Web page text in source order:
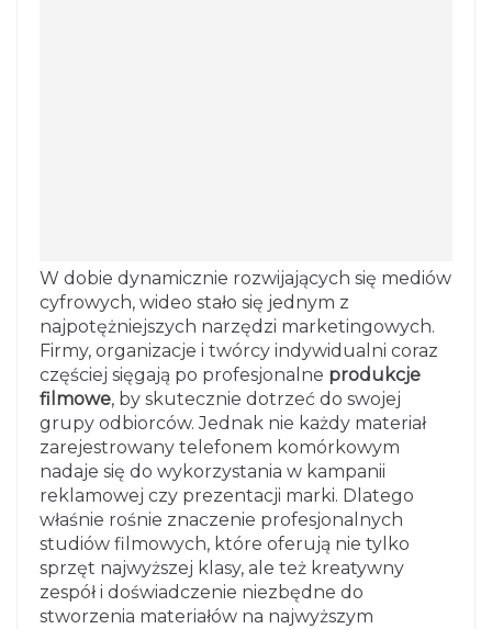
W dobie dynamicznie rozwijających się mediów
cyfrowych, wideo stało się jednym z
najpotężniejszych narzędzi marketingowych.
Firmy, organizacje i twórcy indywidualni coraz
częściej sięgają po profesjonalne produkcje
filmowe, by skutecznie dotrzeć do swojej
grupy odbiorców. Jednak nie każdy materiał
zarejestrowany telefonem komórkowym
nadaje się do wykorzystania w kampanii
reklamowej czy prezentacji marki. Dlatego
właśnie rośnie znaczenie profesjonalnych
studiów filmowych, które oferują nie tylko
sprzęt najwyższej klasy, ale też kreatywny
zespół i doświadczenie niezbędne do
stworzenia materiałów na najwyższym